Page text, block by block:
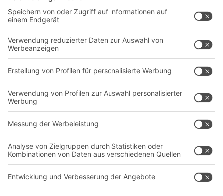
Intralogistiklösungen
Regalsysteme
Transportsysteme
Dienstleistungen
Kontaktformular
Unternehmen
Über uns
Produktionsstandorte
Karriere
Follow us
BIT O
YOUR LIFE.